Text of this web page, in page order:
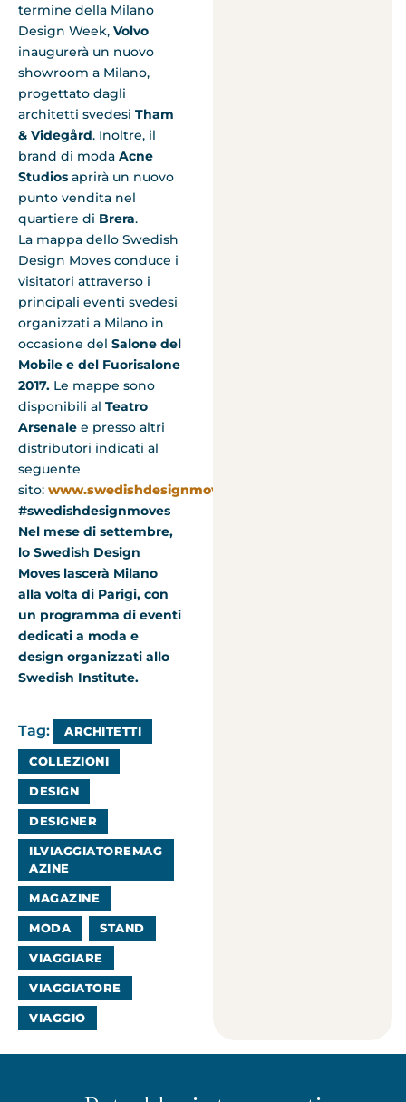
termine della Milano
Design Week, Volvo
inaugurerà un nuovo
showroom a Milano,
progettato dagli
architetti svedesi Tham
& Videgård. Inoltre, il
brand di moda Acne
Studios aprirà un nuovo
punto vendita nel
quartiere di Brera.
La mappa dello Swedish
Design Moves conduce i
visitatori attraverso i
principali eventi svedesi
organizzati a Milano in
occasione del Salone del
Mobile e del Fuorisalone
2017. Le mappe sono
disponibili al Teatro
Arsenale e presso altri
distributori indicati al
seguente
sito: www.swedishdesignmoves.com
#swedishdesignmoves
Nel mese di settembre,
lo Swedish Design
Moves lascerà Milano
alla volta di Parigi, con
un programma di eventi
dedicati a moda e
design organizzati allo
Swedish Institute.
Tag: ARCHITETTI
COLLEZIONI
DESIGN
DESIGNER
ILVIAGGIATOREMAG
AZINE
MAGAZINE
MODA STAND
VIAGGIARE
VIAGGIATORE
VIAGGIO